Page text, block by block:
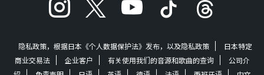
隐私政策，根据日本《个人数据保护法》发布，以及隐私政策
日本特定
商业交易法
企业客户 有关使用我们的音源和歌曲的查询
公司介